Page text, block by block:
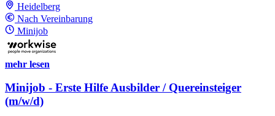
Heidelberg
Nach Vereinbarung
Minijob
mehr lesen
Minijob - Erste Hilfe Ausbilder / Quereinsteiger
(m/w/d)